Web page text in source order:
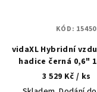
vidaXL Hybridní
hadice černá 0,6"
pryž a PVC
3 529 Kč / ks
KÓD: